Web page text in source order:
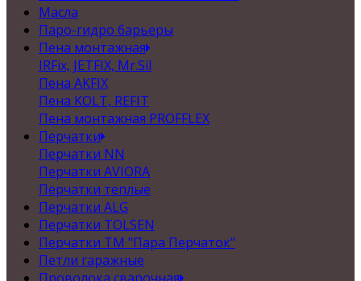
Масла
Паро-гидро барьеры
Пена монтажная
IRFix, JETFIX, Mr.Sil
Пена AKFIX
Пена KOLT, REFIT
Пена монтажная PROFFLEX
Перчатки
Перчатки NN
Перчатки AVIORA
Перчатки теплые
Перчатки ALG
Перчатки TOLSEN
Перчатки ТМ "Пара Перчаток"
Петли гаражные